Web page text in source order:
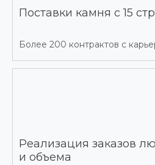
Поставки камня с 15
Более 200 контрактов с
Реализация заказов
и объема